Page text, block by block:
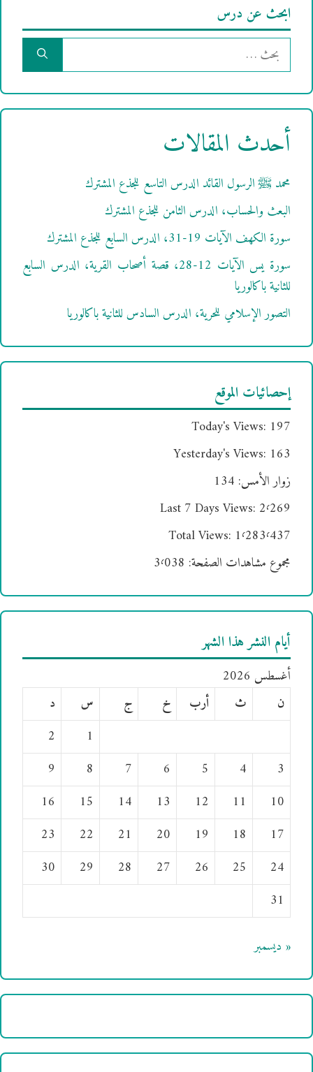
ابحث عن درس
البحث
عن:
أحدث المقالات
محمد ﷺ الرسول القائد الدرس التاسع للجذع المشترك
البعث والحساب، الدرس الثامن للجذع المشترك
سورة الكهف الآيات 19-31، الدرس السابع للجذع المشترك
سورة يس الآيات 12-28، قصة أصحاب القرية، الدرس السابع
للثانية باكالوريا
التصور الإسلامي للحرية، الدرس السادس للثانية باكالوريا
إحصائيات الموقع
Today's Views: 197
Yesterday's Views: 163
زوار الأمس: 134
Last 7 Days Views: 2٬269
Total Views: 1٬283٬437
مجموع مشاهدات الصفحة: 3٬038
أيام النشر هذا الشهر
أغسطس 2026
ن
ث أرب خ ج س
د
1
2
3
4
5
6
7
8
9
10
11
12
13
14
15
16
17
18
19
20
21
22
23
24
25
26
27
28
29
30
31
« ديسمبر